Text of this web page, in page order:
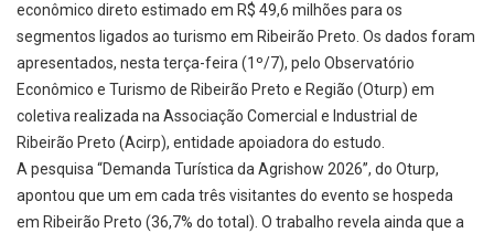
econômico direto estimado em R$ 49,6 milhões para os
segmentos ligados ao turismo em Ribeirão Preto. Os dados foram
apresentados, nesta terça-feira (1º/7), pelo Observatório
Econômico e Turismo de Ribeirão Preto e Região (Oturp) em
coletiva realizada na Associação Comercial e Industrial de
Ribeirão Preto (Acirp), entidade apoiadora do estudo.
A pesquisa “Demanda Turística da Agrishow 2026”, do Oturp,
apontou que um em cada três visitantes do evento se hospeda
em Ribeirão Preto (36,7% do total). O trabalho revela ainda que a